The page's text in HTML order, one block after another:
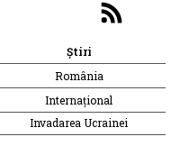
Știri
România
Internațional
Invadarea Ucrainei